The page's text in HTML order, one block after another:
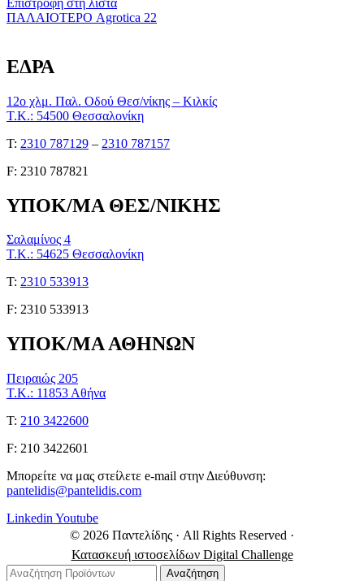
ΠΑΛΑΙΟΤΕΡΟ Agrotica 22
ΕΔΡΑ
12ο χλμ. Παλ. Οδού Θεσ/νίκης – Κιλκίς
Τ.Κ.: 54500 Θεσσαλονίκη
Τ: 2310 787129 – 2310 787157
F: 2310 787821
ΥΠΟΚ/ΜΑ ΘΕΣ/ΝΙΚΗΣ
Σαλαμίνος 4
Τ.Κ.: 54625 Θεσσαλονίκη
Τ: 2310 533913
F: 2310 533913
ΥΠΟΚ/ΜΑ ΑΘΗΝΩΝ
Πειραιώς 205
Τ.Κ.: 11853 Αθήνα
Τ: 210 3422600
F: 210 3422601
Μπορείτε να μας στείλετε e-mail στην Διεύθυνση:
pantelidis@pantelidis.com
Linkedin Youtube
© 2026 Παντελίδης · All Rights Reserved ·
Κατασκευή ιστοσελίδων Digital Challenge
Αναζήτηση